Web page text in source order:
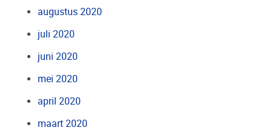
augustus 2020
juli 2020
juni 2020
mei 2020
april 2020
maart 2020